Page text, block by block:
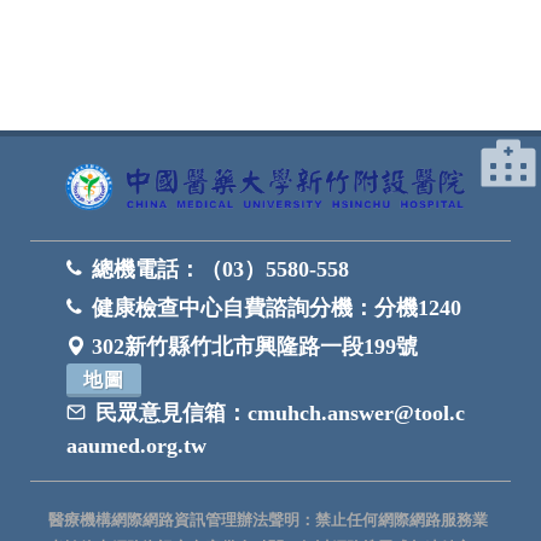
總機電話：
（03）5580-558
健康檢查中心自費諮詢分機： 分機1240
302新竹縣竹北市興隆路一段199號
地圖
民眾意見信箱： cmuhch.answer@tool.c
aaumed.org.tw
醫療機構網際網路資訊管理辦法聲明：禁止任何網際網路服務業